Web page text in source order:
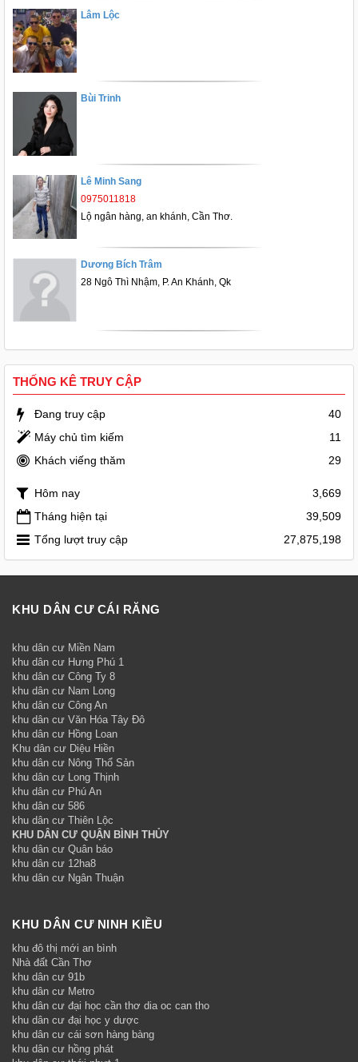
Lâm Lộc
Bùi Trinh
Lê Minh Sang
0975011818
Lộ ngân hàng, an khánh, Cần Thơ.
Dương Bích Trâm
28 Ngô Thì Nhậm, P. An Khánh, Qk
THỐNG KÊ TRUY CẬP
Đang truy cập
40
Máy chủ tìm kiếm
11
Khách viếng thăm
29
Hôm nay
3,669
Tháng hiện tại
39,509
Tổng lượt truy cập
27,875,198
KHU DÂN CƯ CÁI RĂNG
khu dân cư Miền Nam
khu dân cư Hưng Phú 1
khu dân cư Công Ty 8
khu dân cư Nam Long
khu dân cư Công An
khu dân cư Văn Hóa Tây Đô
khu dân cư Hồng Loan
Khu dân cư Diệu Hiền
khu dân cư Nông Thổ Sản
khu dân cư Long Thịnh
khu dân cư Phú An
khu dân cư 586
khu dân cư Thiên Lộc
KHU DÂN CƯ QUẬN BÌNH THỦY
khu dân cư Quân báo
khu dân cư 12ha8
khu dân cư Ngân Thuận
KHU DÂN CƯ NINH KIỀU
khu đô thị mới an bình
Nhà đất Cần Thơ
khu dân cư 91b
khu dân cư Metro
khu dân cư đại học cần thơ dia oc can tho
khu dân cư đại học y dược
khu dân cư cái sơn hàng bàng
khu dân cư hồng phát